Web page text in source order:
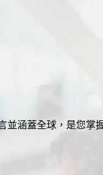
涵蓋全球，是您掌